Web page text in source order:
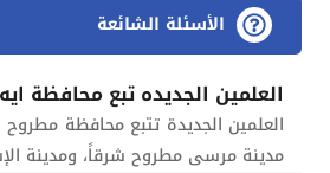
الأسئلة الشائعة
العلمين الجديده تبع محافظة
العلمين الجديدة تتبع محافظة
مدينة مرسى مطروح شرقاً، ومدينة